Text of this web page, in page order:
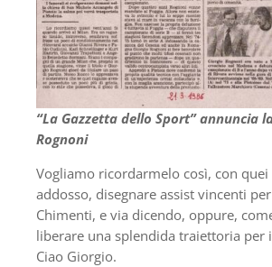
“La Gazzetta dello Sport” annuncia
Rognoni
Vogliamo ricordarmelo così, con
addosso, disegnare assist vincenti
Chimenti, e via dicendo, oppure,
liberare una splendida traiettoria per
Ciao Giorgio.